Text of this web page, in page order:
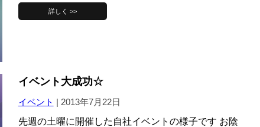
詳しく >>
イベント大成功☆
イベント | 2013年7月22日
先週の土曜に開催した自社イベントの様子です お陰